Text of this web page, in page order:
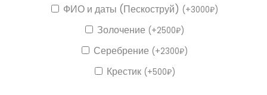
ФИО и даты (Пескоструй) (+3000₽)
Золочение (+2500₽)
Серебрение (+2300₽)
Крестик (+500₽)